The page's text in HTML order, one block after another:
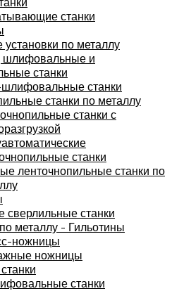
станки
по металлу
шлифовальные и
станки
станки
станки по металлу
станки с
станки
ленточнопильные станки по
сверлильные станки
металлу - Гильотины
ножницы
ножницы
станки